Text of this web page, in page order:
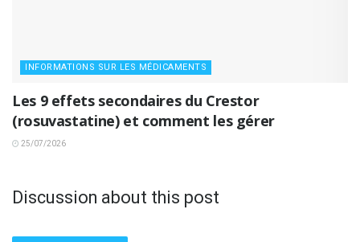
INFORMATIONS SUR LES MÉDICAMENTS
Les 9 effets secondaires du Crestor
(rosuvastatine) et comment les gérer
25/07/2026
Discussion about this post